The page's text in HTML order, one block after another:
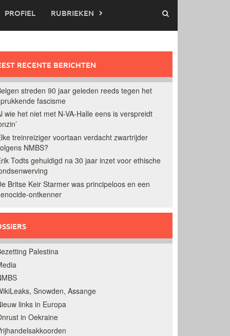
PROFIEL RUBRIEKEN
RECENTE BERICHTEN
streden 90 jaar geleden reeds tegen het
fascisme
wie het niet met N-VA-Halle eens is verspreidt
treinreiziger voortaan verdacht zwartrijder
NMBS?
Todts gehuldigd na 30 jaar inzet voor ethische
Britse Keir Starmer was principeloos en een
ontkenner
Palestina
Snowden, Assange
links in Europa
in Oekraine